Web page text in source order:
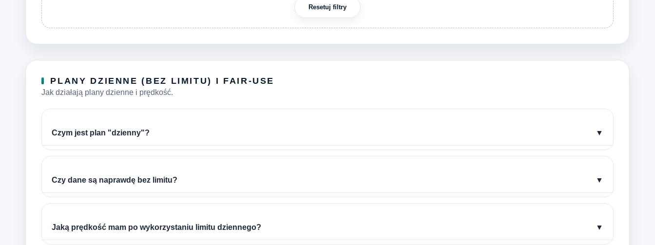
Resetuj filtry
PLANY DZIENNE (BEZ LIMITU) I FAIR-USE
Jak działają plany dzienne i prędkość.
Czym jest plan "dzienny"? ▼
Czy dane są naprawdę bez limitu? ▼
Jaką prędkość mam po wykorzystaniu limitu dziennego? ▼